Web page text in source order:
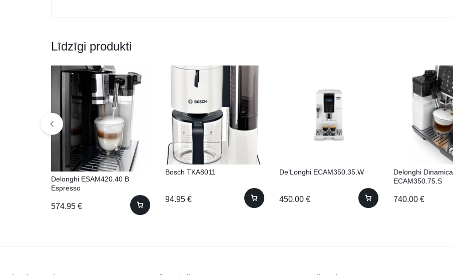
Līdzīgi produkti
Delonghi ESAM420.40 B
Espresso
574.95 €
Bosch TKA8011
94.95 €
De’Longhi ECAM350.35.W
450.00 €
Delonghi Dinamica
ECAM350.75.S
740.00 €